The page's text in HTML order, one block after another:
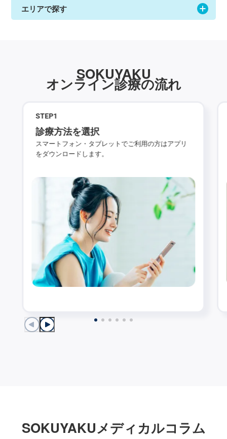
エリアで探す
SOKUYAKU
オンライン診療の流れ
STEP1
診療方法を選択
スマートフォン・タブレットでご利用の方はアプリ
をダウンロードします。
SOKUYAKUメディカルコラム